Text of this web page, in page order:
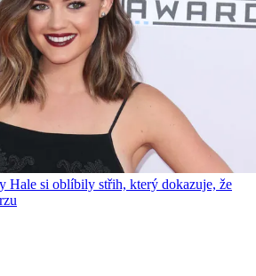
Hale si oblíbily střih, který dokazuje, že